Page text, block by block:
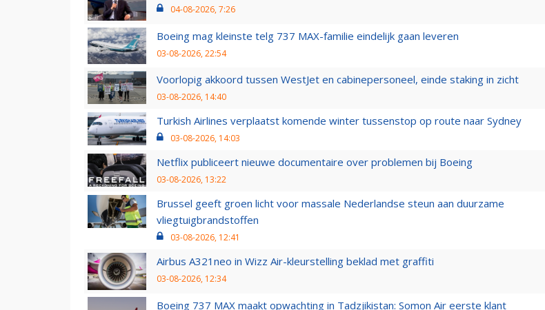
04-08-2026, 7:26
Boeing mag kleinste telg 737 MAX-familie eindelijk gaan leveren
03-08-2026, 22:54
Voorlopig akkoord tussen WestJet en cabinepersoneel, einde staking in zicht
03-08-2026, 14:40
Turkish Airlines verplaatst komende winter tussenstop op route naar Sydney
03-08-2026, 14:03
Netflix publiceert nieuwe documentaire over problemen bij Boeing
03-08-2026, 13:22
Brussel geeft groen licht voor massale Nederlandse steun aan duurzame
vliegtuigbrandstoffen
03-08-2026, 12:41
Airbus A321neo in Wizz Air-kleurstelling beklad met graffiti
03-08-2026, 12:34
Boeing 737 MAX maakt opwachting in Tadzjikistan: Somon Air eerste klant